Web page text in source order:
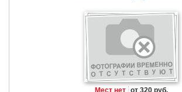
Мест нет от 320 руб.